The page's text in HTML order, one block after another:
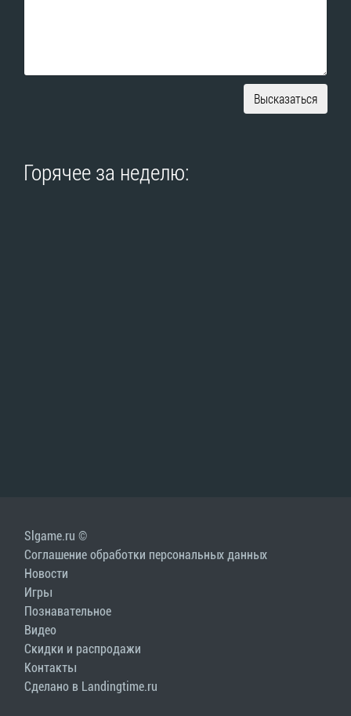
Высказаться
Горячее за неделю:
Slgame.ru ©
Соглашение обработки персональных данных
Новости
Игры
Познавательное
Видео
Скидки и распродажи
Контакты
Сделано в Landingtime.ru